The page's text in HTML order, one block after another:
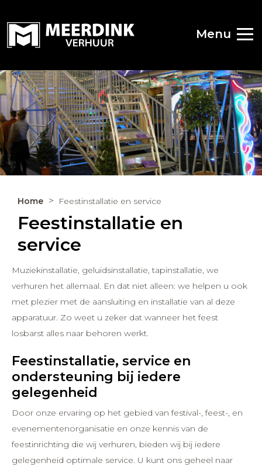
Menu
Home Feestinstallatie en service
Feestinstallatie en
service
Muziekinstallatie, geluidsinstallatie, tapinstallatie, we
verhuren het allemaal. En dat niet alleen: we helpen u ook
met plezier met de aansluiting en installatie van al deze
apparatuur. Zo weet u zeker dat wanneer het feest
losbarst alles naar behoren werkt.
Feestinstallatie, service en
ondersteuning bij iedere
gelegenheid
Door onze ervaring op het gebied van festival-, feest-, en
evenementenorganisatie en onze kennis van de
feestinrichting die wij verhuren, bieden wij bij iedere
gelegenheid optimale service. U kunt ons geheel naar